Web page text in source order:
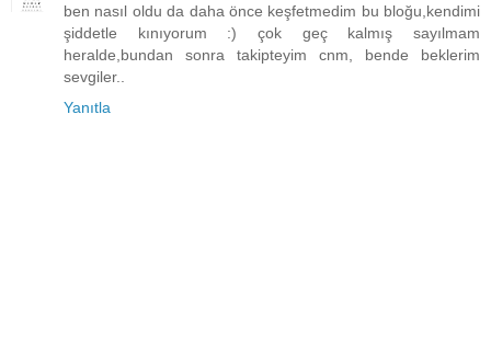
ben nasıl oldu da daha önce keşfetmedim bu bloğu,kendimi
şiddetle kınıyorum :) çok geç kalmış sayılmam
heralde,bundan sonra takipteyim cnm, bende beklerim
sevgiler..
Yanıtla